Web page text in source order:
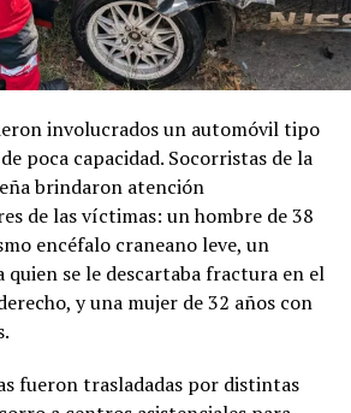
y
The Predator encabezó lista
de películas más taquilleras
en EE.UU. y Canadá
involucrados un automóvil tipo
poca capacidad. Socorristas de la
brindaron atención
de las víctimas: un hombre de 38
encéfalo craneano leve, un
quien se le descartaba fractura en el
y una mujer de 32 años con
fueron trasladadas por distintas